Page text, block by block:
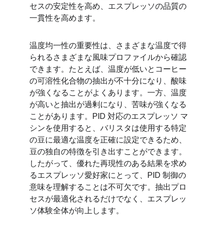
セスの安定性を高め、エスプレッソの品質の
一貫性を高めます。
温度均一性の重要性は、さまざまな温度で得
られるさまざまな風味プロファイルから確認
できます。たとえば、温度が低いとコーヒー
の可溶性化合物の抽出が不十分になり、酸味
が強くなることがよくあります。一方、温度
が高いと抽出が過剰になり、苦味が強くなる
ことがあります。PID 対応のエスプレッソ マ
シンを使用すると、バリスタは使用する特定
の豆に最適な温度を正確に設定できるため、
豆の独自の特徴を引き出すことができます。
したがって、優れた再現性のある結果を求め
るエスプレッソ愛好家にとって、PID 制御の
意味を理解することは不可欠です。抽出プロ
セスが最適化されるだけでなく、エスプレッ
ソ体験全体が向上します。